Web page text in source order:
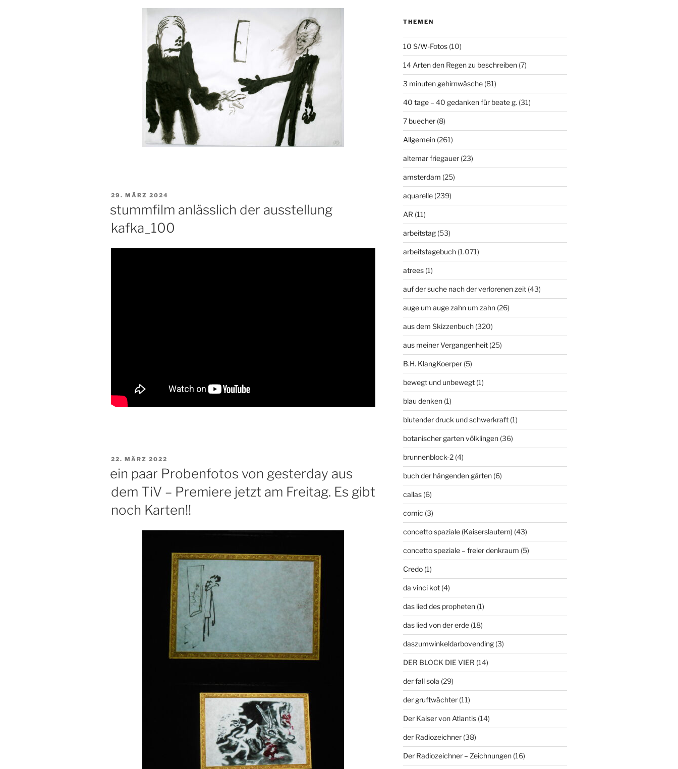
VERÖFFENTLICHT
29. MÄRZ 2024
stummfilm anlässlich der ausstellung
kafka_100
VERÖFFENTLICHT
AM
22. MÄRZ 2022
ein paar Probenfotos von gesterday aus
dem TiV – Premiere jetzt am Freitag. Es gibt
noch Karten!!
THEMEN
10 S/W-Fotos(10)
14 Arten den Regen zu beschreiben(7)
3 minuten gehirnwäsche(81)
40 tage – 40 gedanken für beate g. (31)
7 buecher(8)
Allgemein(261)
altemar friegauer(23)
amsterdam (25)
aquarelle(239)
AR (11)
arbeitstag(53)
arbeitstagebuch(1.071)
atrees(1)
auf der suche nach der verlorenen zeit(43)
auge um auge zahn um zahn(26)
aus dem Skizzenbuch(320)
aus meiner Vergangenheit(25)
B.H. KlangKoerper(5)
bewegt und unbewegt(1)
blau denken(1)
blutender druck und schwerkraft(1)
botanischer garten völklingen(36)
brunnenblock-2(4)
buch der hängenden gärten(6)
callas(6)
comic (3)
concetto spaziale (Kaiserslautern) (43)
concetto speziale – freier denkraum (5)
Credo(1)
da vinci kot(4)
das lied des propheten(1)
das lied von der erde(18)
daszumwinkeldarbovending(3)
DER BLOCK DIE VIER (14)
der fall sola (29)
der gruftwächter(11)
Der Kaiser von Atlantis(14)
der Radiozeichner(38)
Der Radiozeichner – Zeichnungen(16)